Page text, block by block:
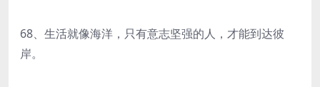
68、生活就像海洋，只有意志坚强的人，才能到达彼
岸。